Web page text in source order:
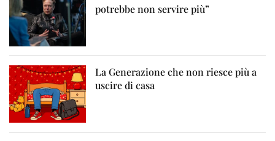
potrebbe non servire più”
La Generazione che non riesce più a
uscire di casa